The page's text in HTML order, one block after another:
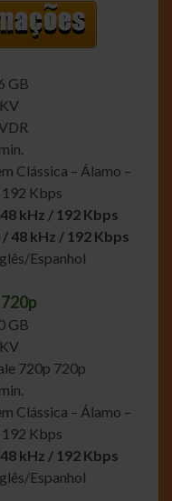
GB
Clássica – Álamo –
Kbps
kHz / 192 Kbps
48 kHz / 192 Kbps
Espanhol
GB
720p 720p
Clássica – Álamo –
Kbps
kHz / 192 Kbps
Espanhol